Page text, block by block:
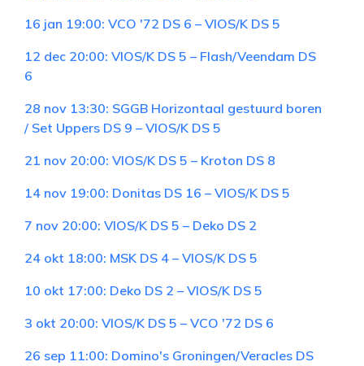
16 jan 19:00: VCO '72 DS 6 – VIOS/K DS 5
12 dec 20:00: VIOS/K DS 5 – Flash/Veendam DS
6
28 nov 13:30: SGGB Horizontaal gestuurd boren
/ Set Uppers DS 9 – VIOS/K DS 5
21 nov 20:00: VIOS/K DS 5 – Kroton DS 8
14 nov 19:00: Donitas DS 16 – VIOS/K DS 5
7 nov 20:00: VIOS/K DS 5 – Deko DS 2
24 okt 18:00: MSK DS 4 – VIOS/K DS 5
10 okt 17:00: Deko DS 2 – VIOS/K DS 5
3 okt 20:00: VIOS/K DS 5 – VCO '72 DS 6
26 sep 11:00: Domino's Groningen/Veracles DS